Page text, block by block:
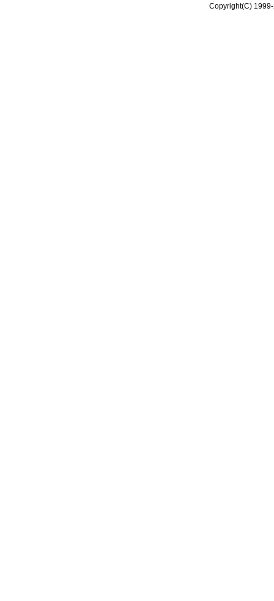
Copyright(C)